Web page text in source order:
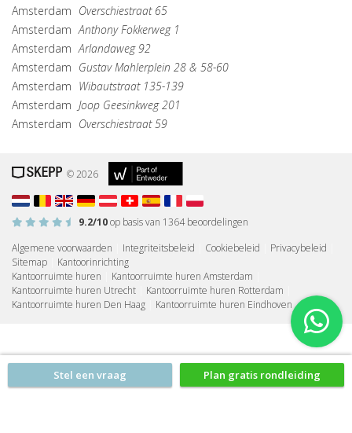
Stel een vraag Plan gratis rondleiding
Amsterdam Overschiestraat 65
Amsterdam Anthony Fokkerweg 1
Amsterdam Arlandaweg 92
Amsterdam Gustav Mahlerplein 28 & 58-60
Amsterdam Wibautstraat 135-139
Amsterdam Joop Geesinkweg 201
Amsterdam Overschiestraat 59
© 2026
9.2/10op basis van 1364beoordelingen
Algemene voorwaarden
Integriteitsbeleid Cookiebeleid Privacybeleid
Sitemap
Kantoorinrichting
Kantoorruimte huren
Kantoorruimte huren Amsterdam
Kantoorruimte huren Utrecht
Kantoorruimte huren Rotterdam
Kantoorruimte huren Den Haag
Kantoorruimte huren Eindhoven